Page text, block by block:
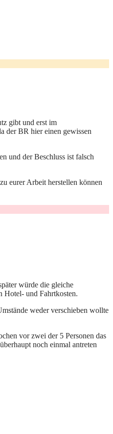
gibt und erst im
der BR hier einen gewissen
und der Beschluss ist falsch
eurer Arbeit herstellen können
würde die gleiche
Hotel- und Fahrtkosten.
weder verschieben wollte
vor zwei der 5 Personen das
noch einmal antreten